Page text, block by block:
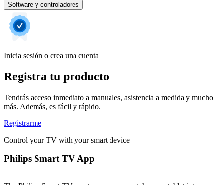
Software y controladores
Inicia sesión o crea una cuenta
Registra tu producto
Tendrás acceso inmediato a manuales, asistencia a medida y mucho
más. Además, es fácil y rápido.
Registrarme
Control your TV with your smart device
Philips Smart TV App